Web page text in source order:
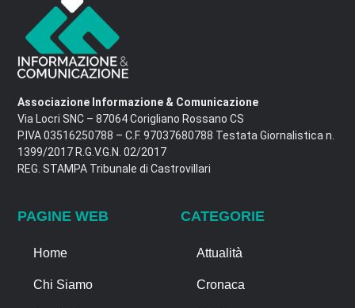
Associazione Informazione & Comunicazione
Via Locri SNC – 87064 Corigliano Rossano CS
P.IVA 03516250788 – C.F. 97037680788 Testata Giornalistica n.
1399/2017 R.G.V.G.N. 02/2017
REG. STAMPA Tribunale di Castrovillari
PAGINE WEB
Home
Chi Siamo
CATEGORIE
Attualità
Cronaca